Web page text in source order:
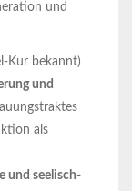
und
Kur bekannt)
und
als
und seelisch-